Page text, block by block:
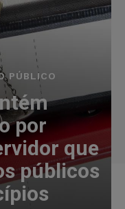
PÚBLICO
por
que
públicos